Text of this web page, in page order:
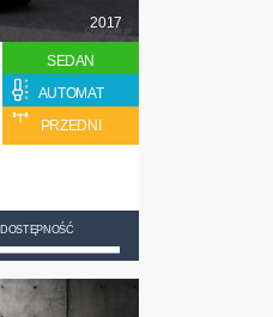
2017
SEDAN
AUTOMAT
PRZEDNI
DOSTĘPNOŚĆ